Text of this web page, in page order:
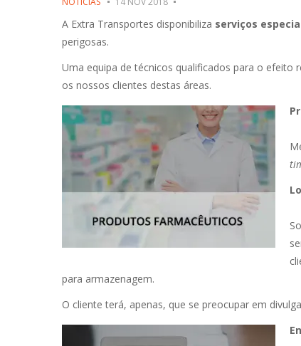
A Extra Transportes disponibiliza serviços
perigosas.
Uma equipa de técnicos qualificados para o
os nossos clientes destas áreas.
para armazenagem.
O cliente terá, apenas, que se preocupar em